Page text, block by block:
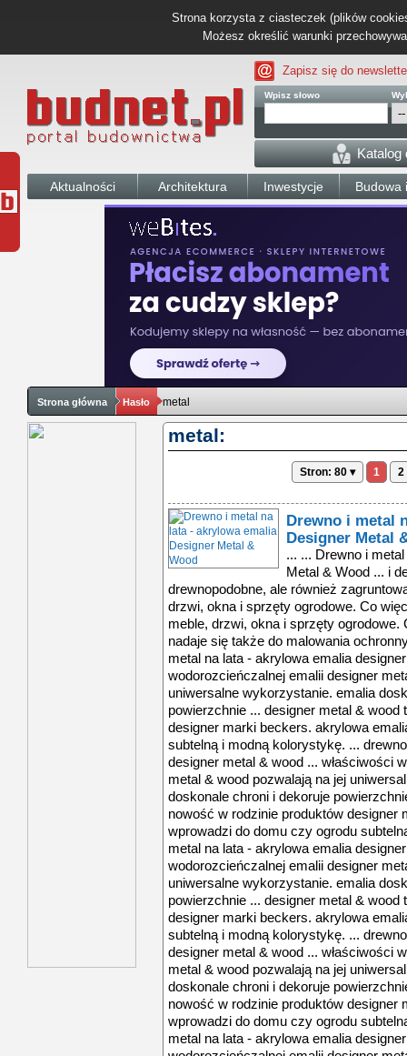
Strona korzysta z ciasteczek (plików
Możesz określić warunki
Zapisz się do
Wpisz słowo
Katalog
Aktualności Architektura Inwestycje Budowa
Strona główna Hasło metal
metal:
Stron: 80 ▾ 1 2
Drewno i metal
Designer Metal
... ... Drewno i
Metal & Wood ... i
drewnopodobne, ale również
drzwi, okna i sprzęty ogrodowe. Co
meble, drzwi, okna i sprzęty ogrodowe.
nadaje się także do malowania
metal na lata - akrylowa emalia
wodorozcieńczalnej emalii designer
uniwersalne wykorzystanie. emalia
powierzchnie ... designer metal &
designer marki beckers. akrylowa
subtelną i modną kolorystykę. ...
designer metal & wood ... właściwości
metal & wood pozwalają na jej
doskonale chroni i dekoruje
nowość w rodzinie produktów designer
wprowadzi do domu czy ogrodu
metal na lata - akrylowa emalia
wodorozcieńczalnej emalii designer
uniwersalne wykorzystanie. emalia
powierzchnie ... designer metal &
designer marki beckers. akrylowa
subtelną i modną kolorystykę. ...
designer metal & wood ... właściwości
metal & wood pozwalają na jej
doskonale chroni i dekoruje
nowość w rodzinie produktów designer
wprowadzi do domu czy ogrodu
metal na lata - akrylowa emalia